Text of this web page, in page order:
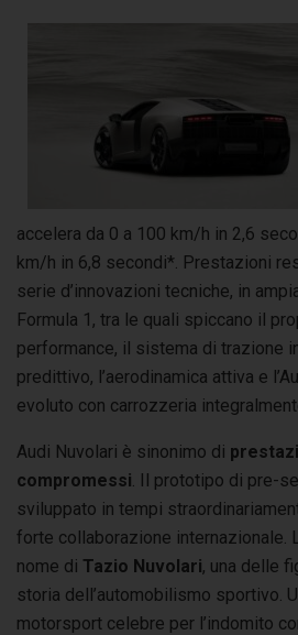
accelera da 0 a 100 km/h in 2,6
km/h in 6,8 secondi*. Prestazioni
serie d’innovazioni tecniche, in
Formula 1, tra le quali spiccano il
performance, il sistema di trazione
predittivo, l’aerodinamica attiva e
evoluto con carrozzeria
Audi Nuvolari è sinonimo di
compromessi . Il prototipo di pre-
sviluppato in tempi
forte collaborazione internazionale.
nome di Tazio Nuvolari, una delle
storia dell’automobilismo sportivo.
motorsport celebre per l’indomito